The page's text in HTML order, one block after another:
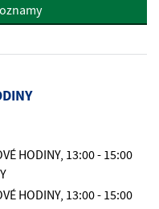
HODINY, 13:00 - 15:00
HODINY, 13:00 - 15:00